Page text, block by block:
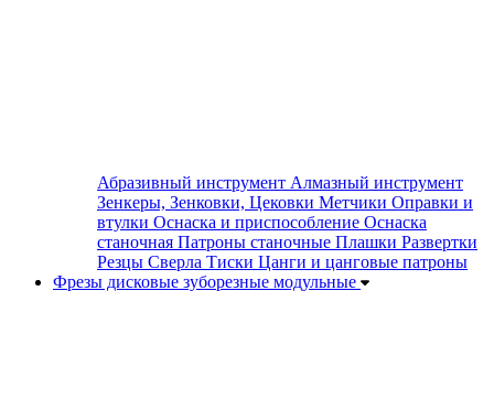
Абразивный инструмент Алмазный инструмент
Зенкеры, Зенковки, Цековки Метчики Оправки и
втулки Оснаска и приспособление Оснаска
станочная Патроны станочные Плашки Развертки
Резцы Сверла Тиски Цанги и цанговые патроны
Фрезы дисковые зуборезные модульные